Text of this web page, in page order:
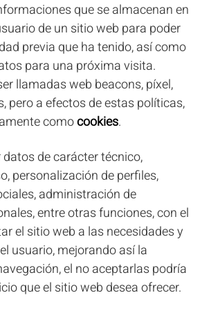
que se almacenan en
de un sitio web para poder
previa que ha tenido, así como
para una próxima visita.
llamadas web beacons, píxel,
pero a efectos de estas políticas,
comocookies.
de carácter técnico,
personalización de perfiles,
administración de
entre otras funciones, con el
el sitio web a las necesidades y
usuario, mejorando así la
el no aceptarlas podría
que el sitio web desea ofrecer.